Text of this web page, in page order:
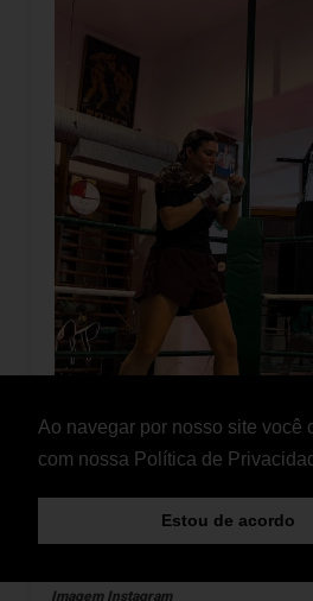
Ao navegar por nosso site você
com nossa Política de
Estou de acordo
Imagem Instagram